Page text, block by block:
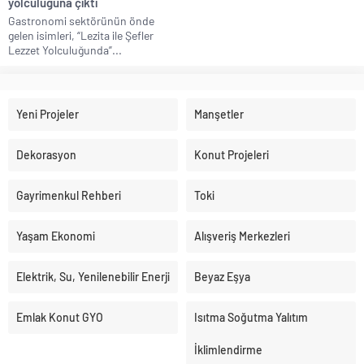
Gastronomi sektörünün önde
gelen isimleri, “Lezita ile Şefler
Lezzet Yolculuğunda”...
Yeni Projeler Manşetler
Dekorasyon Konut Projeleri
Gayrimenkul Rehberi Toki
Yaşam Ekonomi Alışveriş Merkezleri
Elektrik, Su, Yenilenebilir Enerji Beyaz Eşya
Emlak Konut GYO Isıtma Soğutma Yalıtım
İklimlendirme